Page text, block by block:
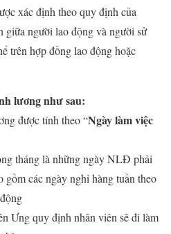
xác định theo quy định của
giữa người lao động và người sử
trên hợp đồng lao động hoặc
lương như sau:
được tính theo “Ngày làm việc
tháng là những ngày NLĐ phải
các ngày nghỉ hàng tuần theo
Ưng quy định nhân viên sẽ đi làm